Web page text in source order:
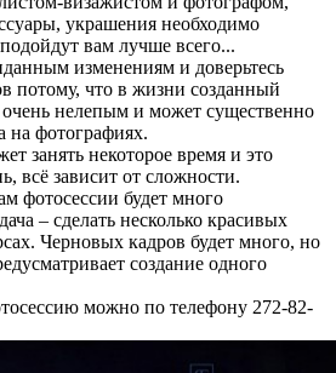
украшения необходимо
вам лучше всего...
изменениям и доверьтесь
потому, что в жизни созданный
очень нелепым и может существенно
на фотографиях.
занять некоторое время и это
всё зависит от сложности.
фотосессии будет много
– сделать несколько красивых
Черновых кадров будет много, но
создание одного
можно по телефону 272-82-